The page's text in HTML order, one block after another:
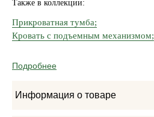
Также в коллекции:
Прикроватная тумба;
Кровать с подъемным механизмом;
Подробнее
Информация о товаре